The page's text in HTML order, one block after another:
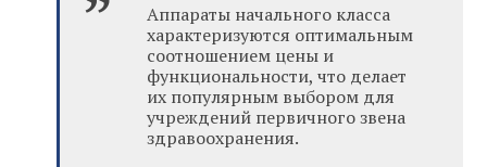
Аппараты начального класса
характеризуются оптимальным
соотношением цены и
функциональности, что делает
их популярным выбором для
учреждений первичного звена
здравоохранения.